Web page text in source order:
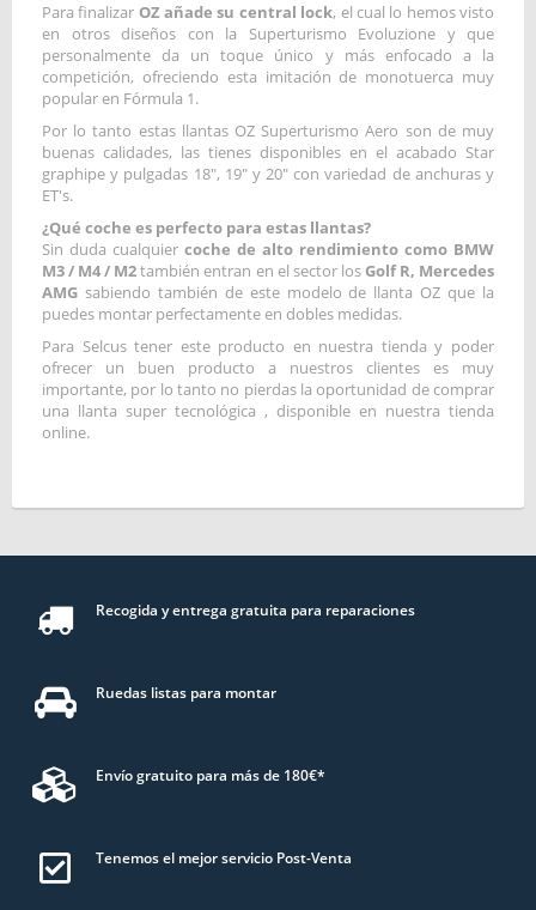
Para finalizar OZ añade su central lock, el cual lo hemos visto
en otros diseños con la Superturismo Evoluzione y que
personalmente da un toque único y más enfocado a la
competición, ofreciendo esta imitación de monotuerca muy
popular en Fórmula 1.
Por lo tanto estas llantas OZ Superturismo Aero son de muy
buenas calidades, las tienes disponibles en el acabado Star
graphipe y pulgadas 18", 19" y 20" con variedad de anchuras y
ET's.
¿Qué coche es perfecto para estas llantas?
Sin duda cualquier coche de alto rendimiento como BMW
M3 / M4 / M2también entran en el sector losGolf R, Mercedes
AMG sabiendo también de este modelo de llanta OZ que la
puedes montar perfectamente en dobles medidas.
Para Selcus tener este producto en nuestra tienda y poder
ofrecer un buen producto a nuestros clientes es muy
importante, por lo tanto no pierdas la oportunidad de comprar
una llanta super tecnológica , disponible en nuestra tienda
online.
Recogida y entrega gratuita para reparaciones
Ruedas listas para montar
Envío gratuito para más de 180€*
Tenemos el mejor servicio Post-Venta